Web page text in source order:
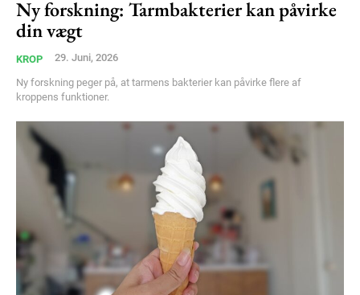
Ny forskning: Tarmbakterier kan påvirke
din vægt
KROP 29. Juni, 2026
Ny forskning peger på, at tarmens bakterier kan påvirke flere af
kroppens funktioner.